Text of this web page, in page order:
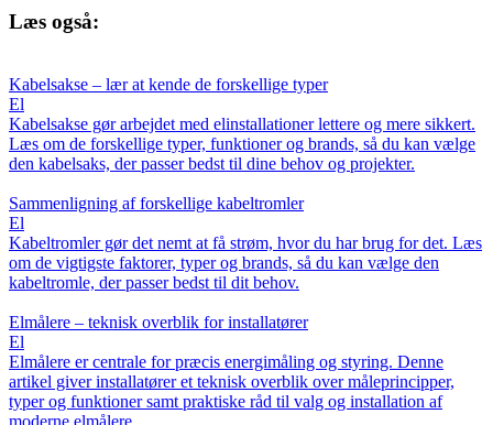
Læs også:
Kabelsakse – lær at kende de forskellige typer
El
Kabelsakse gør arbejdet med elinstallationer lettere og mere sikkert.
Læs om de forskellige typer, funktioner og brands, så du kan vælge
den kabelsaks, der passer bedst til dine behov og projekter.
Sammenligning af forskellige kabeltromler
El
Kabeltromler gør det nemt at få strøm, hvor du har brug for det. Læs
om de vigtigste faktorer, typer og brands, så du kan vælge den
kabeltromle, der passer bedst til dit behov.
Elmålere – teknisk overblik for installatører
El
Elmålere er centrale for præcis energimåling og styring. Denne
artikel giver installatører et teknisk overblik over måleprincipper,
typer og funktioner samt praktiske råd til valg og installation af
moderne elmålere.